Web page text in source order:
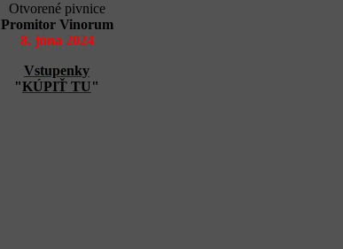
Otvorené pivnice
Promitor Vinorum
8. júna 2024
Vstupenky
"KÚPIŤ TU"